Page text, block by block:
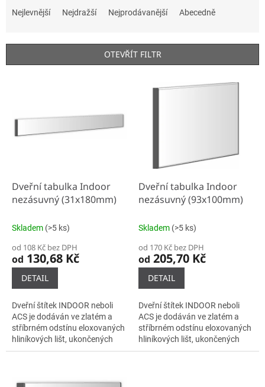
í
Nejlevnější Nejdražší Nejprodávanější Abecedně
OTEVŘÍT FILTR
Dveřní tabulka Indoor
nezásuvný (31x180mm)
Skladem (>5 ks)
od 108 Kč bez DPH
od 130,68 Kč
DETAIL
Dveřní štítek INDOOR neboli
ACS je dodáván ve zlatém a
stříbrném odstínu eloxovaných
hliníkových lišt, ukončených
plastovými bočnicemi černé
Dveřní tabulka Indoor
nezásuvný (93x100mm)
Skladem (>5 ks)
od 170 Kč bez DPH
od 205,70 Kč
DETAIL
Dveřní štítek INDOOR neboli
ACS je dodáván ve zlatém a
stříbrném odstínu eloxovaných
hliníkových lišt, ukončených
plastovými bočnicemi černé